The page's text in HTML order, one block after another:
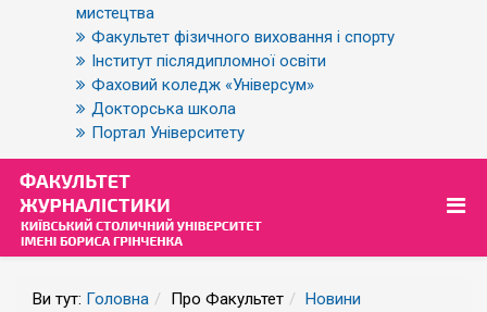
мистецтва
Факультет фізичного виховання і спорту
Інститут післядипломної освіти
Фаховий коледж «Універсум»
Докторська школа
Портал Університету
Ви тут: Головна Про Факультет
Новини